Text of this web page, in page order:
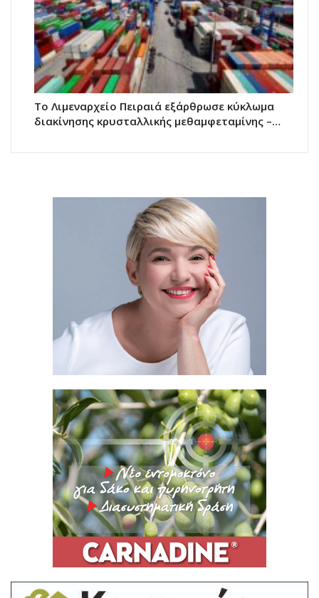
Το Λιμεναρχείο Πειραιά εξάρθρωσε κύκλωμα
διακίνησης κρυσταλλικής μεθαμφεταμίνης –…